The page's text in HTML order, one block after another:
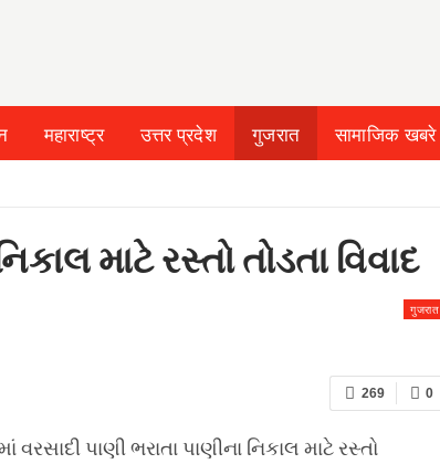
महाराष्ट्र उत्तर प्रदेश गुजरात सामाजिक खबरे
માટે રસ્તો તોડતા વિવાદ
गुजरात
0
269
વરસાદી પાણી ભરાતા પાણીના નિકાલ માટે રસ્તો